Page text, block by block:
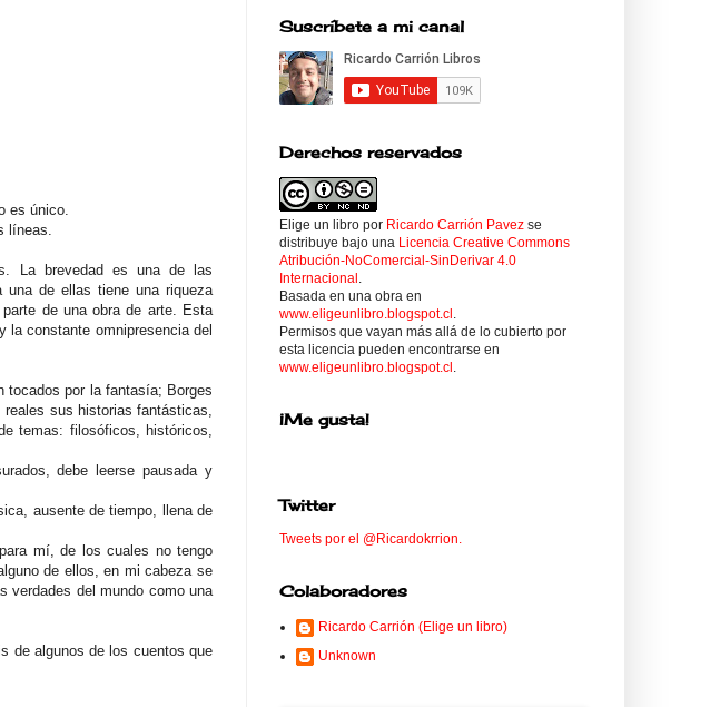
es único.
líneas.
La brevedad es una de las
una de ellas tiene una riqueza
de una obra de arte. Esta
la constante omnipresencia del
tocados por la fantasía; Borges
sus historias fantásticas,
temas: filosóficos, históricos,
debe leerse pausada y
ausente de tiempo, llena de
mí, de los cuales no tengo
de ellos, en mi cabeza se
verdades del mundo como una
de algunos de los cuentos que
Suscríbete a mi canal
Derechos reservados
Elige un libro por Ricardo Carrión Pavez se
distribuye bajo una Licencia Creative Commons
Atribución-NoComercial-SinDerivar 4.0
Internacional .
Basada en una obra en
www.eligeunlibro.blogspot.cl .
Permisos que vayan más allá de lo cubierto por
esta licencia pueden encontrarse en
www.eligeunlibro.blogspot.cl .
¡Me gusta!
Twitter
Tweets por el @Ricardokrrion.
Colaboradores
Ricardo Carrión (Elige un libro)
Unknown